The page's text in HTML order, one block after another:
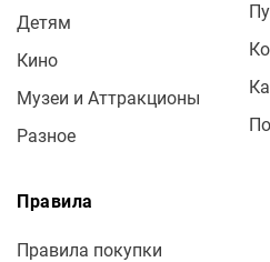
Детям
Кино
Музеи и Аттракционы
Разное
Правила
Правила покупки